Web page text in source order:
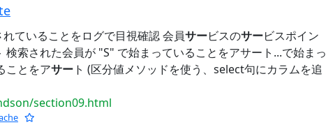
ていることをログで目視確認 会員サービスのサービスポイン
検索された会員が "S" で始まっていることをアサート...で始まっ
ことをアサー ト (区分値メソッドを使う、select句にカラムを追
section09.html